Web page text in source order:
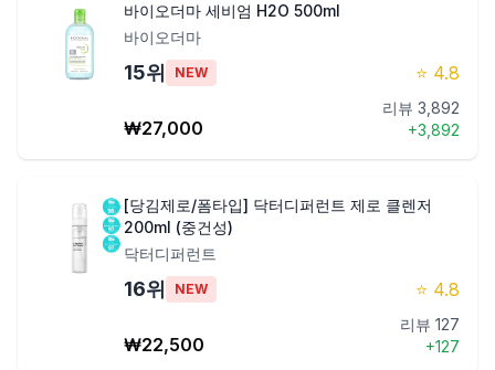
바이오더마 세비엄 H2O 500ml
바이오더마
15위 NEW ⭐ 4.8
₩27,000
리뷰 3,892
+3,892
[당김제로/폼타입] 닥터디퍼런트 제로 클렌저
200ml (중건성)
닥터디퍼런트
16위 NEW ⭐ 4.8
₩22,500
리뷰 127
+127